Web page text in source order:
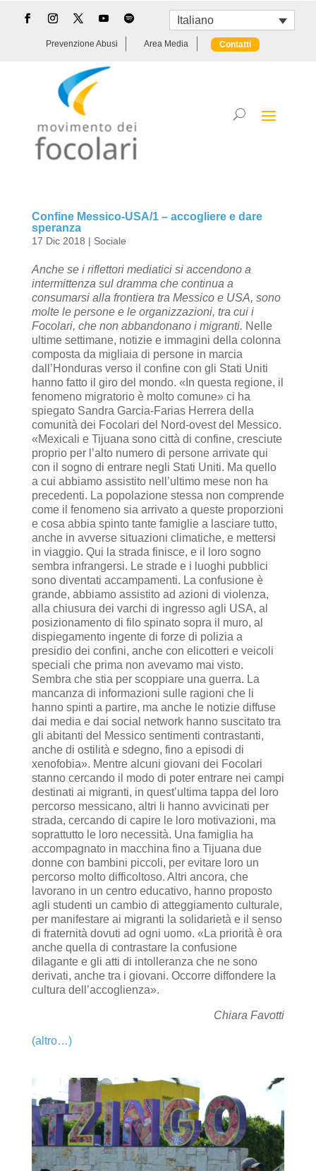
Italiano
Prevenzione Abusi Area Media Contatti
Confine Messico-USA/1 – accogliere e dare
speranza
17 Dic 2018 | Sociale
Anche se i riflettori mediatici si accendono a
intermittenza sul dramma che continua a
consumarsi alla frontiera tra Messico e USA, sono
molte le persone e le organizzazioni, tra cui i
Focolari, che non abbandonano i migranti. Nelle
ultime settimane, notizie e immagini della colonna
composta da migliaia di persone in marcia
dall’Honduras verso il confine con gli Stati Uniti
hanno fatto il giro del mondo. «In questa regione, il
fenomeno migratorio è molto comune» ci ha
spiegato Sandra Garcia-Farias Herrera della
comunità dei Focolari del Nord-ovest del Messico.
«Mexicali e Tijuana sono città di confine, cresciute
proprio per l’alto numero di persone arrivate qui
con il sogno di entrare negli Stati Uniti. Ma quello
a cui abbiamo assistito nell’ultimo mese non ha
precedenti. La popolazione stessa non comprende
come il fenomeno sia arrivato a queste proporzioni
e cosa abbia spinto tante famiglie a lasciare tutto,
anche in avverse situazioni climatiche, e mettersi
in viaggio. Qui la strada finisce, e il loro sogno
sembra infrangersi. Le strade e i luoghi pubblici
sono diventati accampamenti. La confusione è
grande, abbiamo assistito ad azioni di violenza,
alla chiusura dei varchi di ingresso agli USA, al
posizionamento di filo spinato sopra il muro, al
dispiegamento ingente di forze di polizia a
presidio dei confini, anche con elicotteri e veicoli
speciali che prima non avevamo mai visto.
Sembra che stia per scoppiare una guerra. La
mancanza di informazioni sulle ragioni che li
hanno spinti a partire, ma anche le notizie diffuse
dai media e dai social network hanno suscitato tra
gli abitanti del Messico sentimenti contrastanti,
anche di ostilità e sdegno, fino a episodi di
xenofobia». Mentre alcuni giovani dei Focolari
stanno cercando il modo di poter entrare nei campi
destinati ai migranti, in quest’ultima tappa del loro
percorso messicano, altri li hanno avvicinati per
strada, cercando di capire le loro motivazioni, ma
soprattutto le loro necessità. Una famiglia ha
accompagnato in macchina fino a Tijuana due
donne con bambini piccoli, per evitare loro un
percorso molto difficoltoso. Altri ancora, che
lavorano in un centro educativo, hanno proposto
agli studenti un cambio di atteggiamento culturale,
per manifestare ai migranti la solidarietà e il senso
di fraternità dovuti ad ogni uomo. «La priorità è ora
anche quella di contrastare la confusione
dilagante e gli atti di intolleranza che ne sono
derivati, anche tra i giovani. Occorre diffondere la
cultura dell’accoglienza».
Chiara Favotti
(altro…)